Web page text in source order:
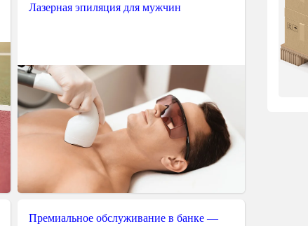
Лазерная эпиляция для мужчин
Премиальное обслуживание в банке —